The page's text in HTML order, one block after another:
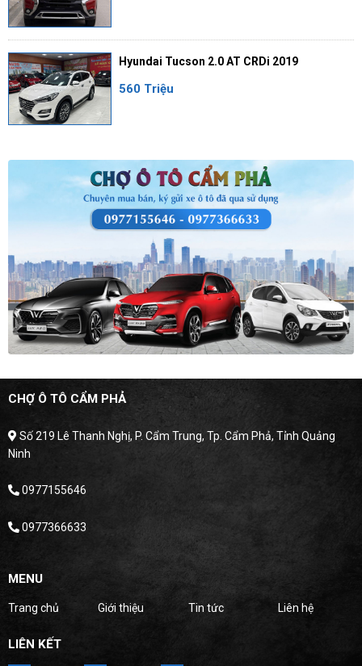
Hyundai Tucson 2.0 AT CRDi 2019
560 Triệu
CHỢ Ô TÔ CẨM PHẢ
Số 219 Lê Thanh Nghị, P. Cẩm Trung, Tp. Cẩm Phả, Tỉnh Quảng
Ninh
0977155646
0977366633
MENU
Trang chủ Giới thiệu Tin tức Liên hệ
LIÊN KẾT